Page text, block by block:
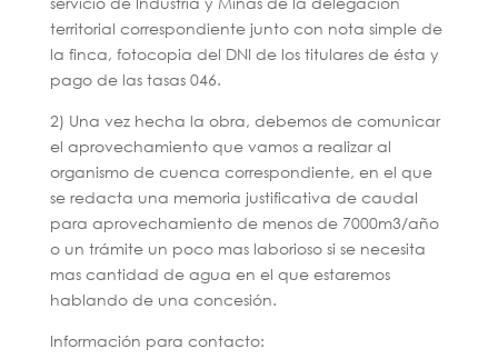
territorial correspondiente junto con nota simple de
la finca, fotocopia del DNI de los titulares de ésta y
pago de las tasas 046.
2) Una vez hecha la obra, debemos de comunicar
el aprovechamiento que vamos a realizar al
organismo de cuenca correspondiente, en el que
se redacta una memoria justificativa de caudal
para aprovechamiento de menos de 7000m3/año
o un trámite un poco mas laborioso si se necesita
mas cantidad de agua en el que estaremos
hablando de una concesión.
Información para contacto: